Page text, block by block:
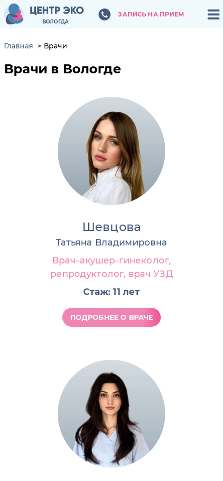
ВОЛОГДА
ЗАПИСЬ НА ПРИЕМ
ВОЛОГДА
ЗАПИСЬ НА ПРИЕМ
Главная Врачи
Врачи в Вологде
Шевцова
Татьяна Владимировна
Врач-акушер-гинеколог,
репродуктолог, врач УЗД
Стаж: 11 лет
ПОДРОБНЕЕ О ВРАЧЕ